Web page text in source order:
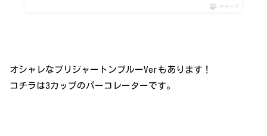
ポチップ
オシャレなブリジャートンブルーVerもあります！
コチラは3カップのパーコレーターです。